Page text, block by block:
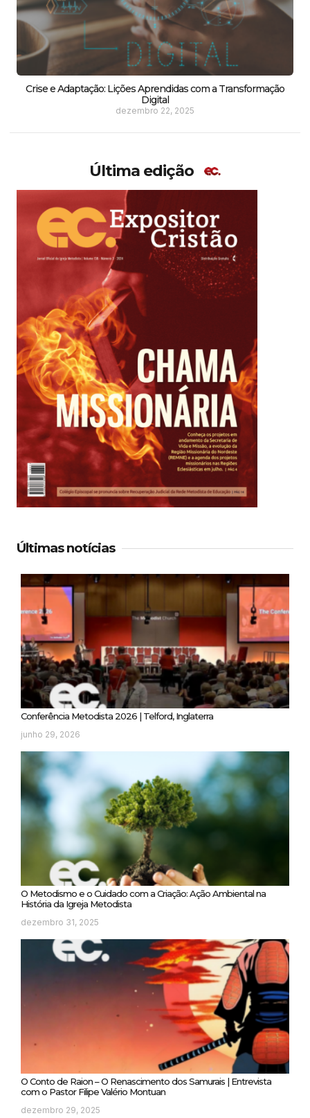
Crise e Adaptação: Lições Aprendidas com a Transformação
Digital
dezembro 22, 2025
Última edição
Últimas notícias
Conferência Metodista 2026 | Telford, Inglaterra
junho 29, 2026
O Metodismo e o Cuidado com a Criação: Ação Ambiental na
História da Igreja Metodista
dezembro 31, 2025
O Conto de Raion – O Renascimento dos Samurais | Entrevista
com o Pastor Filipe Valério Montuan
dezembro 29, 2025